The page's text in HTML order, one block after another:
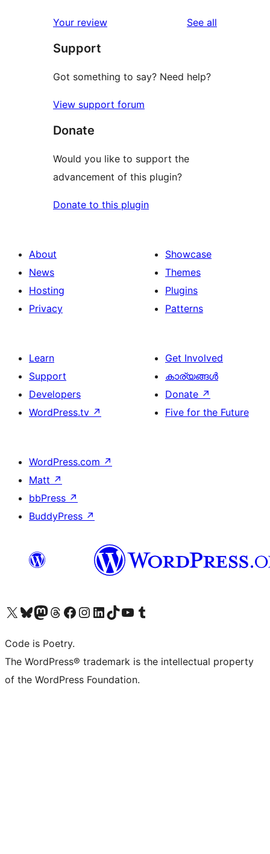
star
Your review See all
Support
Got something to say? Need help?
View support forum
Donate
Would you like to support the
advancement of this plugin?
Donate to this plugin
About
News
Hosting
Privacy
Showcase
Themes
Plugins
Patterns
Learn
Support
Developers
WordPress.tv ↗
Get Involved
കാര്യങ്ങള്‍
Donate ↗
Five for the Future
WordPress.com ↗
Matt ↗
bbPress ↗
BuddyPress ↗
Visit our X (formerly Twitter) account
ഞങ്ങളുടെ ബ്ലൂസ്കൈ അക്കൗണ്ട് സന്ദർശിക്കുക
Visit our Mastodon account
ഞങ്ങളുടെ ത്രെഡ്സ് അക്കൗണ്ട് സന്ദർശിക്കുക
Visit our Facebook page
Visit our Instagram account
Visit our LinkedIn account
ഞങ്ങളുടെ ടിക് ടോക് അക്കൗണ്ട് സന്ദർശിക്കുക
Visit our YouTube channel
ഞങ്ങളുടെ ടംബ്ലർ അക്കൗണ്ട് സന്ദർശിക്കുക
Code is Poetry.
The WordPress® trademark is the intellectual property
of the WordPress Foundation.